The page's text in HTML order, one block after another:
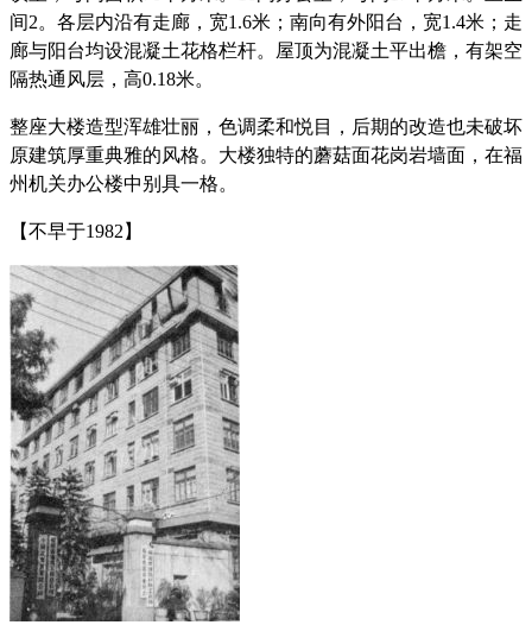
间2。各层内沿有走廊，宽1.6米；南向有外阳台，宽1.4米；走
廊与阳台均设混凝土花格栏杆。屋顶为混凝土平出檐，有架空
隔热通风层，高0.18米。
整座大楼造型浑雄壮丽，色调柔和悦目，后期的改造也未破坏
原建筑厚重典雅的风格。大楼独特的蘑菇面花岗岩墙面，在福
州机关办公楼中别具一格。
【不早于1982】